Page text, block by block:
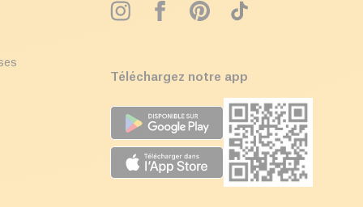
Téléchargez notre app